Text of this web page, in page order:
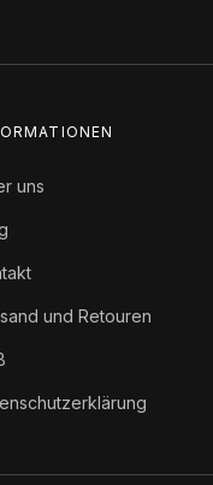
uns
und Retouren